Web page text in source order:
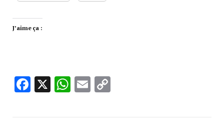
J’aime ça :
Facebook
X WhatsApp
Email